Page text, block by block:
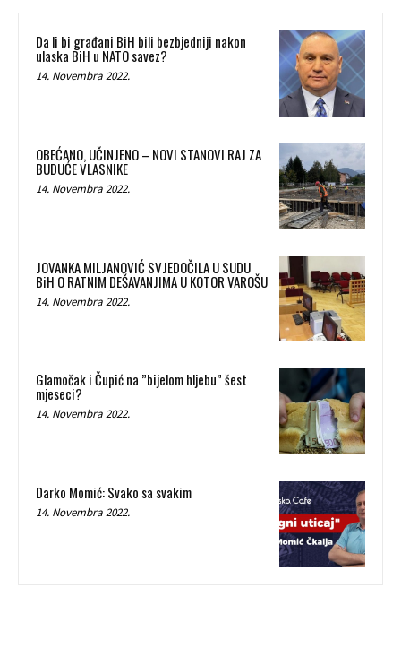
Da li bi građani BiH bili bezbjedniji nakon
ulaska BiH u NATO savez?
14. Novembra 2022.
OBEĆANO, UČINJENO – NOVI STANOVI RAJ ZA
BUDUĆE VLASNIKE
14. Novembra 2022.
JOVANKA MILJANOVIĆ SVJEDOČILA U SUDU
BiH O RATNIM DEŠAVANJIMA U KOTOR VAROŠU
14. Novembra 2022.
Glamočak i Čupić na ”bijelom hljebu” šest
mjeseci?
14. Novembra 2022.
Darko Momić: Svako sa svakim
14. Novembra 2022.